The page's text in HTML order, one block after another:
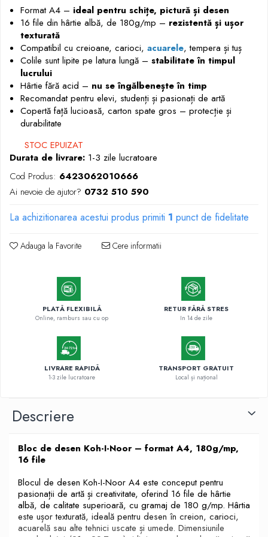
Markere cu vopsea
Format A4 – ideal pentru schițe, pictură și desen
16 file din hârtie albă, de 180g/mp – rezistentă și ușor
texturată
Compatibil cu creioane, carioci, acuarele, tempera și tuș
Colile sunt lipite pe latura lungă – stabilitate în timpul
lucrului
Hârtie fără acid – nu se îngălbenește în timp
Recomandat pentru elevi, studenți și pasionați de artă
Copertă față lucioasă, carton spate gros – protecție și
durabilitate
STOC EPUIZAT
Durata de livrare: 1-3 zile lucratoare
Cod Produs: 6423062010666
Ai nevoie de ajutor? 0732 510 590
La achizitionarea acestui produs primiti 1 punct de fidelitate
Adauga la Favorite Cere informatii
PLATĂ FLEXIBILĂ
Online, ramburs sau cu op
RETUR FĂRĂ STRES
In 14 de zile
LIVRARE RAPIDĂ
1-3 zile lucratoare
TRANSPORT GRATUIT
Local și național
Descriere
Bloc de desen Koh-I-Noor – format A4, 180g/mp,
16 file
Blocul de desen Koh-I-Noor A4 este conceput pentru
pasionații de artă și creativitate, oferind 16 file de hârtie
albă, de calitate superioară, cu gramaj de 180 g/mp. Hârtia
este ușor texturată, ideală pentru desen în creion, carioci,
acuarelă sau alte tehnici uscate și umede. Dimensiunile